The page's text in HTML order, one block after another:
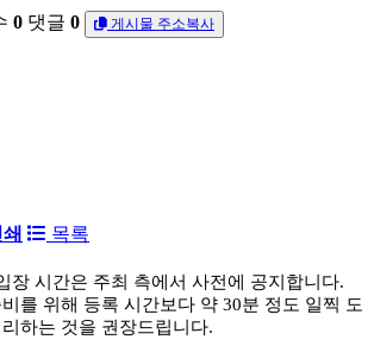
0 댓글 0 게시물 주소복사
목록
장 시간은 주최 측에서 사전에 공지합니다.
를 위해 등록 시간보다 약 30분 정도 일찍 도
하는 것을 권장드립니다.